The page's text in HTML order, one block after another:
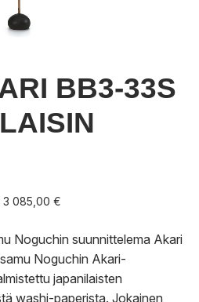
BB3-33S
3 085,00 €
Noguchin suunnittelema Akari
Noguchin Akari-
japanilaisten
washi-paperista. Jokainen